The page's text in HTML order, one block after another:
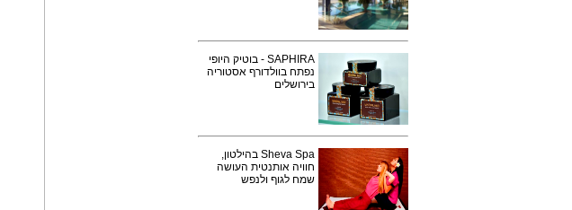
SAPHIRA - בוטיק היופי
נפתח בוולדורף אסטוריה
בירושלים
Sheva Spa בהילטון,
חוויה אותנטית העושה
שמח לגוף ולנפש